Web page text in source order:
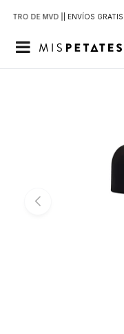
DE MVD | | ENVÍOS GRATIS
